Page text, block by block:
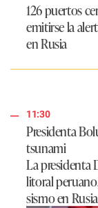
126 puertos
emitirse la
en Rusia
11:30
Presidenta
tsunami
La presidenta
litoral
sismo en